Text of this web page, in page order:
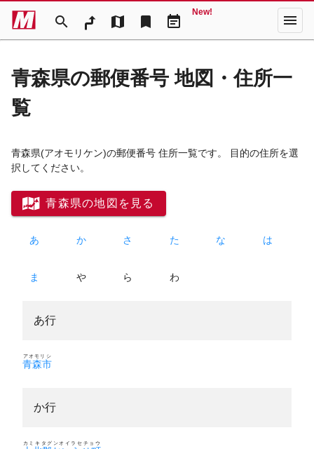
search map bookmark event_note
New! menu
青森県の郵便番号 地図・住所一
覧
青森県(アオモリケン)の郵便番号 住所一覧です。 目的の住所を選
択してください。
青森県の地図を見る
あ か さ た な は
ま や ら わ
あ行
青森市
アオモリシ
か行
カミキタグンオイラセチョウ